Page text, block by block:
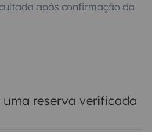
após confirmação da
uma reserva verificada